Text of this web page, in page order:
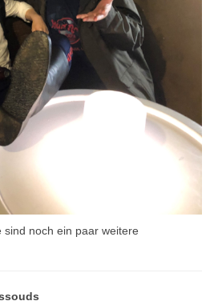
noch ein paar weitere